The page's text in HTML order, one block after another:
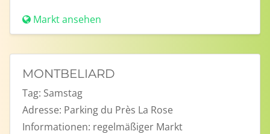
Markt ansehen
MONTBELIARD
Tag: Samstag
Adresse: Parking du Près La Rose
Informationen: regelmäßiger Markt